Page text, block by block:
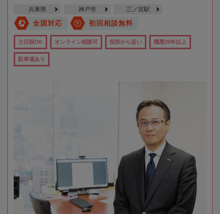
兵庫県 神戸市 三ノ宮駅
全国対応 初回相談無料
土日祝OK オンライン相談可 役所から近い 職歴20年以上
駐車場あり